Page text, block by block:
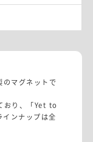
のマグネットで
おり、「Yet to
ンナップは全